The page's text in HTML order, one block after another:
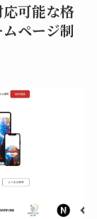
可能な格
ページ制